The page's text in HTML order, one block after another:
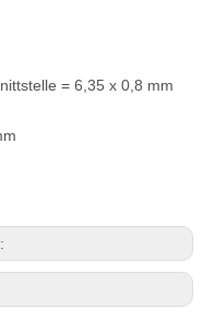
= 6,35 x 0,8 mm